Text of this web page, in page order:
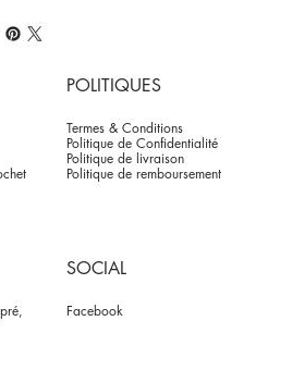
POLITIQUES
Termes & Conditions
Politique de Confidentialité
Politique de livraison
Politique de remboursement
SOCIAL
Facebook